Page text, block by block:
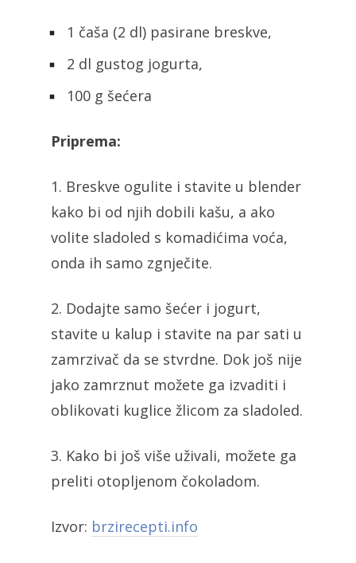
1 čaša (2 dl) pasirane breskve,
2 dl gustog jogurta,
100 g šećera
Priprema:
1. Breskve ogulite i stavite u blender
kako bi od njih dobili kašu, a ako
volite sladoled s komadićima voća,
onda ih samo zgnječite.
2. Dodajte samo šećer i jogurt,
stavite u kalup i stavite na par sati u
zamrzivač da se stvrdne. Dok još nije
jako zamrznut možete ga izvaditi i
oblikovati kuglice žlicom za sladoled.
3. Kako bi još više uživali, možete ga
preliti otopljenom čokoladom.
Izvor: brzirecepti.info